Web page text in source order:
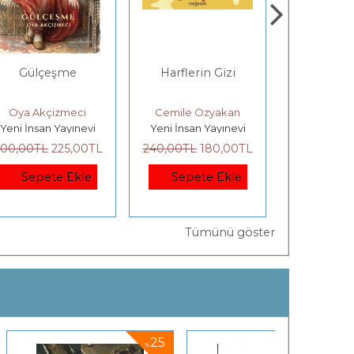
Gülçeşme
Oya Akçizmeci
Yeni İnsan Yayınevi
,00TL 225,00TL
Sepete Ekle
Harflerin Gizi
Cemile Özyakan
Yeni İnsan Yayınevi
240,00TL 180,00TL
Sepete Ekle
Tümünü göster
%25